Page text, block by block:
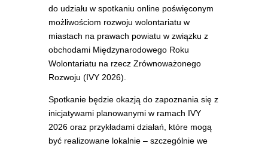
do udziału w spotkaniu online poświęconym
możliwościom rozwoju wolontariatu w
miastach na prawach powiatu w związku z
obchodami Międzynarodowego Roku
Wolontariatu na rzecz Zrównoważonego
Rozwoju (IVY 2026).
Spotkanie będzie okazją do zapoznania się z
inicjatywami planowanymi w ramach IVY
2026 oraz przykładami działań, które mogą
być realizowane lokalnie – szczególnie we